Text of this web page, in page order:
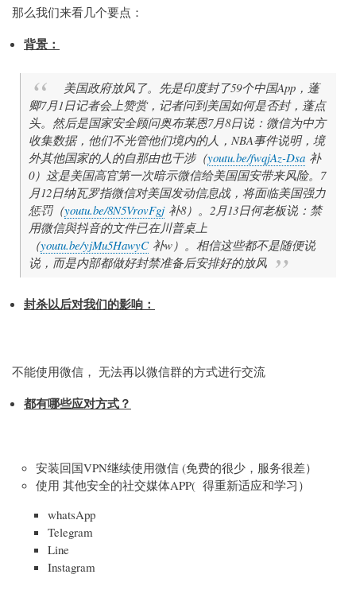
那么我们来看几个要点：
背景：
美国政府放风了。先是印度封了59个中国App，蓬
卿7月1日记者会上赞赏，记者问到美国如何是否封，蓬点
头。然后是国家安全顾问奥布莱恩7月8日说：微信为中方
收集数据，他们不光管他们境内的人，NBA事件说明，境
外其他国家的人的自那由也干涉（youtu.be/fwqjAz-Dsa 补
0）这是美国高官第一次暗示微信给美国国安带来风险。7
月12日纳瓦罗指微信对美国发动信息战，将面临美国强力
惩罚（youtu.be/8N5VrovFgj补8）。2月13日何老板说：禁
用微信與抖音的文件已在川普桌上
（youtu.be/yjMu5HawyC补w）。相信这些都不是随便说
说，而是内部都做好封禁准备后安排好的放风
封杀以后对我们的影响：
不能使用微信， 无法再以微信群的方式进行交流
都有哪些应对方式？
安装回国VPN继续使用微信 (免费的很少，服务很差）
使用 其他安全的社交媒体APP( 得重新适应和学习）
whatsApp
Telegram
Line
Instagram